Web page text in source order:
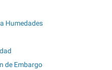
Humedades
de Embargo